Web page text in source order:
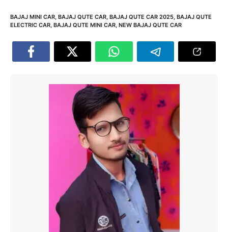
BAJAJ MINI CAR, BAJAJ QUTE CAR, BAJAJ QUTE CAR 2025, BAJAJ QUTE
ELECTRIC CAR, BAJAJ QUTE MINI CAR, NEW BAJAJ QUTE CAR